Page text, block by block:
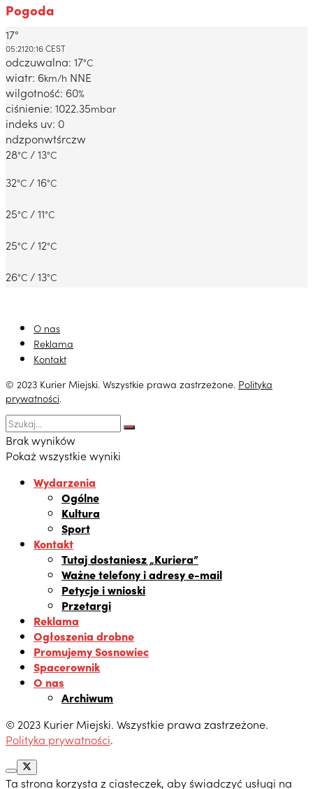
Pogoda
Dabrowa Gornicza, PL
17°
05:2120:16 CEST
odczuwalna: 17°C
wiatr: 6km/h NNE
wilgotność: 60%
ciśnienie: 1022.35mbar
indeks uv: 0
ndzponwtśrczw
28°C / 13°C
32°C / 16°C
25°C / 11°C
25°C / 12°C
26°C / 13°C
O nas
Reklama
Kontakt
© 2023 Kurier Miejski. Wszystkie prawa zastrzeżone. Polityka
prywatności.
Brak wyników
Pokaż wszystkie wyniki
Wydarzenia
Ogólne
Kultura
Sport
Kontakt
Tutaj dostaniesz „Kuriera”
Ważne telefony i adresy e-mail
Petycje i wnioski
Przetargi
Reklama
Ogłoszenia drobne
Promujemy Sosnowiec
Spacerownik
O nas
Archiwum
© 2023 Kurier Miejski. Wszystkie prawa zastrzeżone.
Polityka prywatności.
Ta strona korzysta z ciasteczek, aby świadczyć usługi na